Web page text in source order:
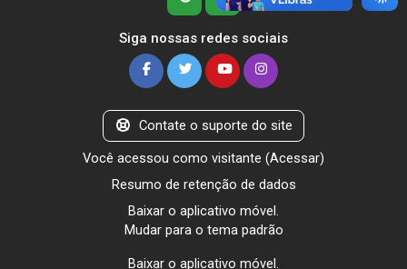
Siga nossas redes sociais
Contate o suporte do site
Você acessou como visitante (Acessar)
Resumo de retenção de dados
Baixar o aplicativo móvel.
Mudar para o tema padrão
Baixar o aplicativo móvel.